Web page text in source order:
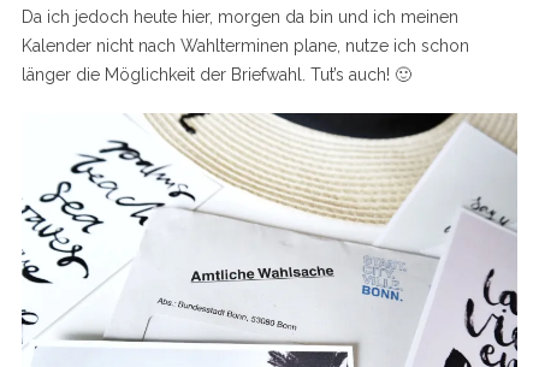
Da ich jedoch heute hier, morgen da bin und ich meinen
Kalender nicht nach Wahlterminen plane, nutze ich schon
länger die Möglichkeit der Briefwahl. Tut’s auch! 🙂